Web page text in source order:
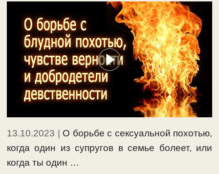
13.10.2023
О борьбе с сексуальной похотью,
когда один из супругов в семье болеет, или
когда ты один …